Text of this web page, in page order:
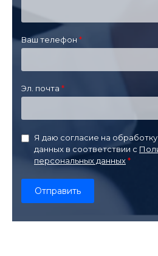
Ваш телефон
Эл. почта
Я даю согласие на
данных в соответствии с
персональных данных